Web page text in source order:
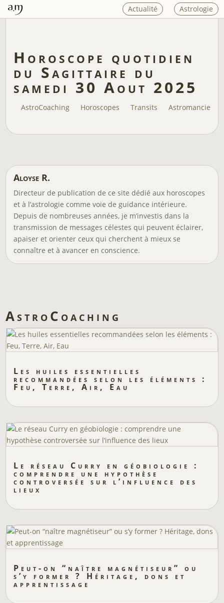
Actualité Astrologie
Horoscope quotidien
du Sagittaire du
samedi 30 Aout 2025
AstroCoaching Horoscopes Transits Astromancie
Aloyse R.
Directeur de publication de ce site dédié aux horoscopes
et à l’astrologie comme voie de guidance intérieure.
Depuis de nombreuses années, je m’investis dans la
transmission de messages célestes qui peuvent éclairer,
apaiser et orienter ceux qui cherchent à mieux se
connaître et à avancer en conscience.
AstroCoaching
Les huiles essentielles
recommandées selon les éléments :
Feu, Terre, Air, Eau
Le réseau Curry en géobiologie :
comprendre une hypothèse
controversée sur l’influence des
lieux
Peut-on “naître magnétiseur” ou
s’y former ? Héritage, dons et
apprentissage